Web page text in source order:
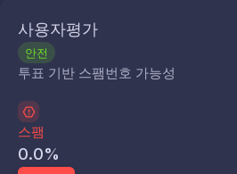
사용자평가
안전
투표 기반 스팸번호 가능성
스팸
0.0%